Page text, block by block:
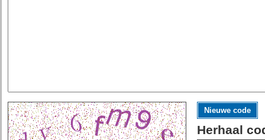
Nieuwe code
Herhaal